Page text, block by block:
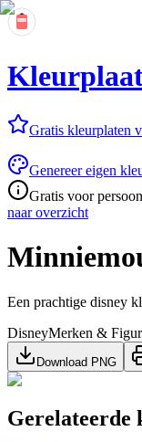
Gratis kleurplaten
Genereer eigen
Gratis voor
naar overzicht
Een prachtige disney
DisneyMerken &
Download PNG
Gerelateerde